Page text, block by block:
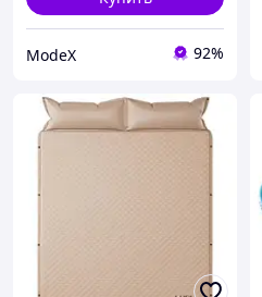
ModeX 92%